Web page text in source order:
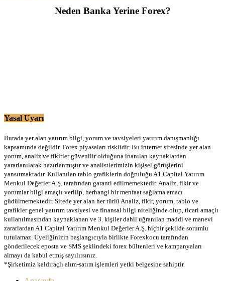
Neden Banka Yerine Forex?
Yasal Uyarı
Burada yer alan yatırım bilgi, yorum ve tavsiyeleri yatırım danışmanlığı
kapsamında değildir. Forex piyasaları risklidir. Bu internet sitesinde yer alan
yorum, analiz ve fikirler güvenilir olduğuna inanılan kaynaklardan
yararlanılarak hazırlanmıştır ve analistlerimizin kişisel görüşlerini
yansıtmaktadır. Kullanılan tablo grafiklerin doğruluğu A1 Capital Yatırım
Menkul Değerler A.Ş. tarafından garanti edilmemektedir. Analiz, fikir ve
yorumlar bilgi amaçlı verilip, herhangi bir menfaat sağlama amacı
güdülmemektedir. Sitede yer alan her türlü Analiz, fikir, yorum, tablo ve
grafikler genel yatırım tavsiyesi ve finansal bilgi niteliğinde olup, ticari amaçlı
kullanılmasından kaynaklanan ve 3. kişiler dahil uğranılan maddi ve manevi
zararlardan A1 Capital Yatırım Menkul Değerler A.Ş. hiçbir şekilde sorumlu
tutulamaz. Üyeliğinizin başlangıcıyla birlikte Forexkocu tarafından
gönderilecek eposta ve SMS şeklindeki forex bültenleri ve kampanyaları
almayı da kabul etmiş sayılırsınız.
*Şirketimiz kaldıraçlı alım-satım işlemleri yetki belgesine sahiptir.